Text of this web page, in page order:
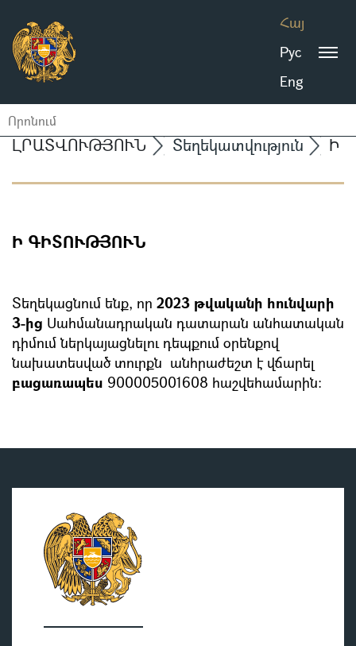
Հայ
Рус
Eng
ԼՐԱՏՎՈՒԹՅՈՒՆ Տեղեկատվություն Ի
Ի ԳԻՏՈՒԹՅՈՒՆ
Տեղեկացնում ենք, որ 2023 թվականի հունվարի
3-ից Սահմանադրական դատարան անհատական
դիմում ներկայացնելու դեպքում օրենքով
նախատեսված տուրքն անհրաժեշտ է վճարել
բացառապես 900005001608 հաշվեհամարին: